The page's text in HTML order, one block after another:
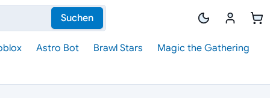
Suchen
Astro Bot Brawl Stars
Magic the Gathering